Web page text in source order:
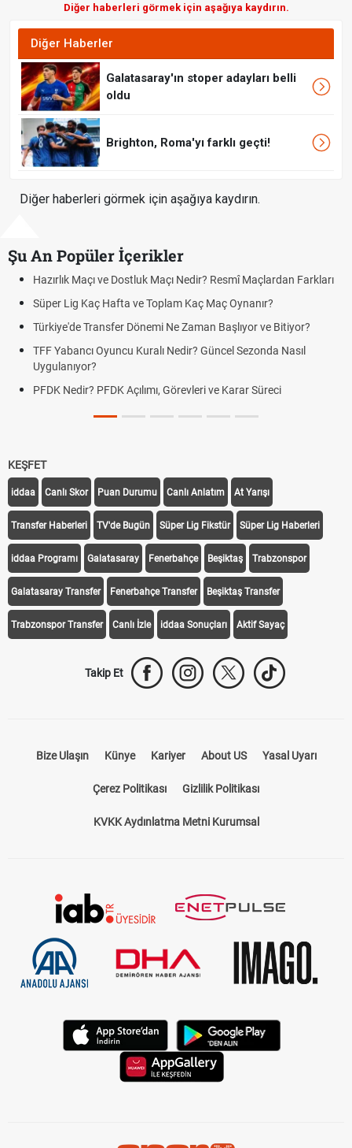
Diğer haberleri görmek için aşağıya kaydırın.
Diğer Haberler
Galatasaray'ın stoper adayları belli
oldu
Brighton, Roma'yı farklı geçti!
Diğer haberleri görmek için aşağıya kaydırın.
Şu An Popüler İçerikler
Maçlardan Farkları
Oynanır?
ve Bitiyor?
Sezonda Nasıl
Karar Süreci
Puan Durumunda AG, OM ve Diğer
Skor Ne Demek? Sporda Skor ve Sonuç
Futbol Nasıl Oynanır? Temel Futbol
Deplasman Golü Kuralı Nedir? Hangi
DGS Sonuçları Ne Zaman Açıklanacak
KEŞFET
iddaa Canlı Skor Puan Durumu Canlı Anlatım At Yarışı
Transfer Haberleri TV'de Bugün Süper Lig Fikstür Süper Lig Haberleri
iddaa Programı Galatasaray Fenerbahçe Beşiktaş Trabzonspor
Galatasaray Transfer Fenerbahçe Transfer Beşiktaş Transfer
Trabzonspor Transfer Canlı İzle iddaa Sonuçları Aktif Sayaç